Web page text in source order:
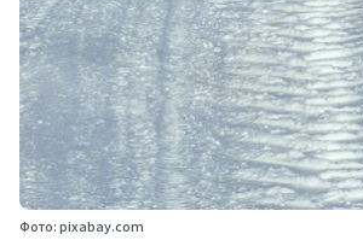
Фото: pixabay.com